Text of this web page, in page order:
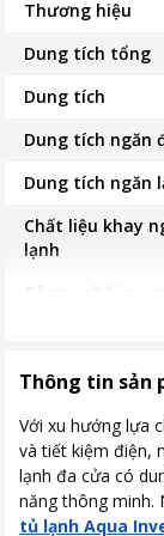
Thương hiệu
Dung tích tổng
Dung tích
Dung tích ngăn
Dung tích ngăn
Chất liệu khay
lạnh
Công nghệ
Thời gian bảo
Công suất tiêu
Công nghệ tiết
điện
Thông tin sản
Với xu hướng lựa
và tiết kiệm điện,
lạnh đa cửa có
năng thông minh.
tủ lạnh Aqua